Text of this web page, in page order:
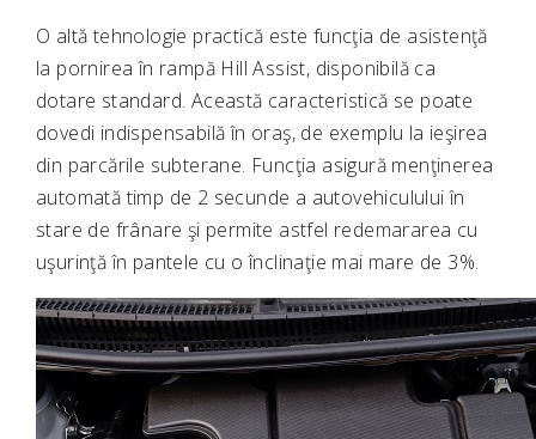
O altă tehnologie practică este funcţia de asistenţă
la pornirea în rampă Hill Assist, disponibilă ca
dotare standard. Această caracteristică se poate
dovedi indispensabilă în oraş, de exemplu la ieşirea
din parcările subterane. Funcţia asigură menţinerea
automată timp de 2 secunde a autovehiculului în
stare de frânare şi permite astfel redemararea cu
uşurinţă în pantele cu o înclinaţie mai mare de 3%.